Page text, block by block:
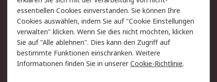
RS Verkaufs- und
Lieferbedingungen
Datenschutz
Cookie-Richtlinie
Zahlungsbedingungen
Impressum
Webseite Konditionen
essentiellen Cookies einverstanden. Sie können Ihre
Cookies auswählen, indem Sie auf "Cookie Einstellungen
verwalten" klicken. Wenn Sie dies nicht möchten, klicken
Sie auf "Alle ablehnen". Dies kann den Zugriff auf
bestimmte Funktionen einschränken. Weitere
Informationen finden Sie in unsererCookie-Richtlinie.